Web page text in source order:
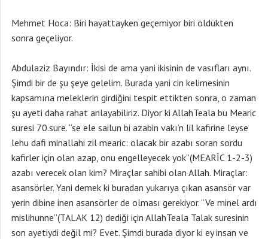
Mehmet Hoca: Biri hayattayken geçemiyor biri öldükten
sonra geçeliyor.
Abdulaziz Bayındır: İkisi de ama yani ikisinin de vasıfları aynı.
Şimdi bir de şu şeye gelelim. Burada yani cin kelimesinin
kapsamına meleklerin girdiğini tespit ettikten sonra, o zaman
şu ayeti daha rahat anlayabiliriz. Diyor ki AllahTeala bu Mearic
suresi 70.sure. “se ele sailun bi azabin vakı’n lil kafirine leyse
lehu dafi minallahi zil mearic: olacak bir azabı soran sordu
kafirler için olan azap, onu engelleyecek yok”(MEARİC 1-2-3)
azabı verecek olan kim? Miraçlar sahibi olan Allah. Miraçlar:
asansörler. Yani demek ki buradan yukarıya çıkan asansör var
yerin dibine inen asansörler de olması gerekiyor. “Ve minel ardı
mislihunne”(TALAK 12) dediği için AllahTeala Talak suresinin
son ayetiydi değil mi? Evet. Şimdi burada diyor ki ey insan ve